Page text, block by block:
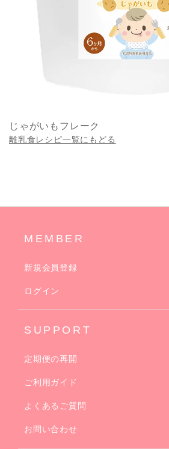
じゃがいもフレーク
離乳食レシピ一覧にもどる
MEMBER
新規会員登録
ログイン
SUPPORT
定期便の再開
ご利用ガイド
よくあるご質問
お問い合わせ